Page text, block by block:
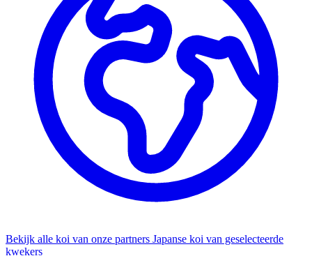
Bekijk alle koi van onze partners Japanse koi van geselecteerde
kwekers